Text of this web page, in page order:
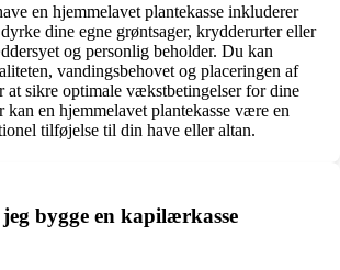
en hjemmelavet plantekasse inkluderer
dine egne grøntsager, krydderurter eller
og personlig beholder. Du kan
vandingsbehovet og placeringen af
at sikre optimale vækstbetingelser for dine
kan en hjemmelavet plantekasse være en
tilføjelse til din have eller altan.
bygge en kapilærkasse